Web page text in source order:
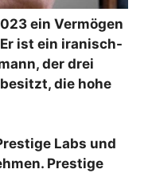
ein Vermögen
ist ein iranisch-
der drei
die hohe
Labs und
Prestige